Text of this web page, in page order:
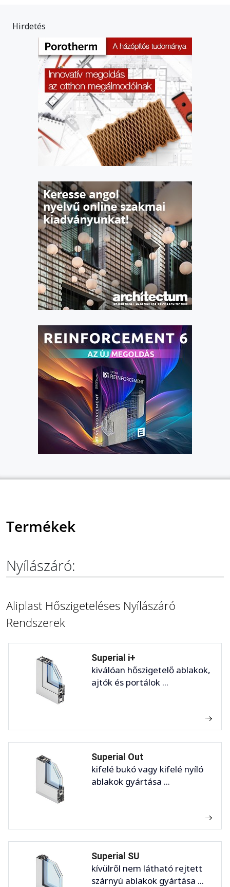
Hirdetés
Termékek
Nyílászáró:
Aliplast Hőszigeteléses Nyílászáró
Rendszerek
Superial i+
kiválóan hőszigetelő ablakok,
ajtók és portálok ...
Superial Out
kifelé bukó vagy kifelé nyíló
ablakok gyártása ...
Superial SU
kívülről nem látható rejtett
szárnyú ablakok gyártása ...